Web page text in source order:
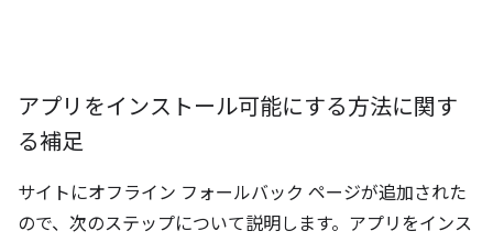
アプリをインストール可能にする方法に関す
る補足
サイトにオフライン フォールバック ページが追加された
ので、次のステップについて説明します。アプリをインス